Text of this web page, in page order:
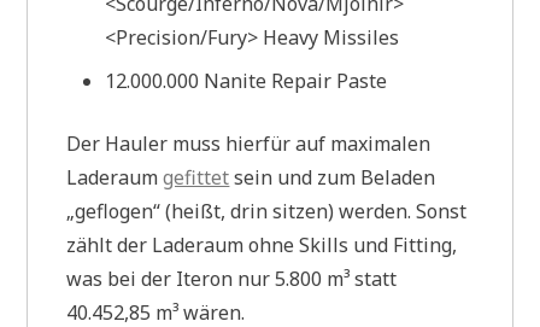
<Precision/Fury> Heavy Missiles
12.000.000 Nanite Repair Paste
Der Hauler muss hierfür auf maximalen
Laderaumgefittetsein und zum Beladen
„geflogen“ (heißt, drin sitzen) werden. Sonst
zählt der Laderaum ohne Skills und Fitting,
was bei der Iteron nur 5.800 m³ statt
40.452,85 m³ wären.